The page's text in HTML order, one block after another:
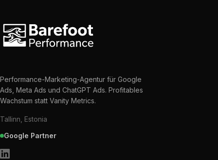
Performance-Marketing-Agentur für Google
Ads, Meta Ads und ChatGPT Ads. Profitables
Wachstum statt Vanity Metrics.
Tallinn, Estonia
Google Partner